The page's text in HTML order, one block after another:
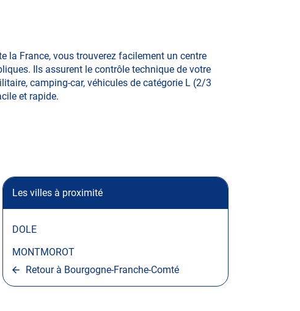
la France, vous trouverez facilement un centre
Ils assurent le contrôle technique de votre
camping-car, véhicules de catégorie L (2/3
et rapide.
Les villes à proximité
DOLE
MONTMOROT
Retour à Bourgogne-Franche-Comté